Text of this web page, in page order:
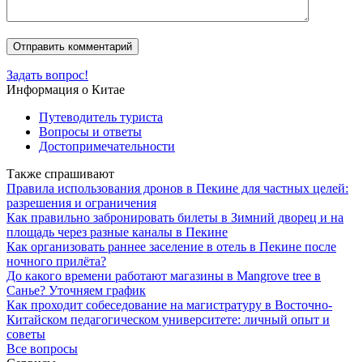
Задать вопрос!
Информация о Китае
Путеводитель туриста
Вопросы и ответы
Достопримечательности
Также спрашивают
Правила использования дронов в Пекине для частных целей:
разрешения и ограничения
Как правильно забронировать билеты в Зимний дворец и на
площадь через разные каналы в Пекине
Как организовать раннее заселение в отель в Пекине после
ночного прилёта?
До какого времени работают магазины в Mangrove tree в
Санье? Уточняем график
Как проходит собеседование на магистратуру в Восточно-
Китайском педагогическом университете: личный опыт и
советы
Все вопросы